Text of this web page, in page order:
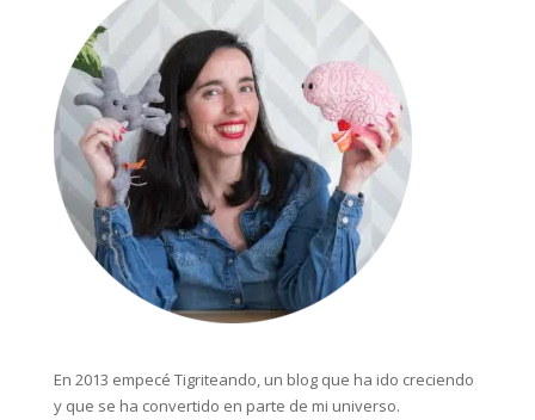
En 2013 empecé Tigriteando, un blog que ha ido creciendo
y que se ha convertido en parte de mi universo.